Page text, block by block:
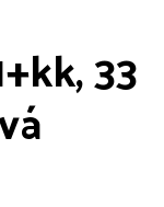
33